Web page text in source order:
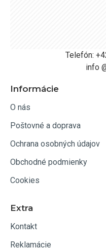
Telefón:
info
Informácie
O nás
Poštovné a doprava
Ochrana osobných údajov
Obchodné podmienky
Cookies
Extra
Kontakt
Reklamácie